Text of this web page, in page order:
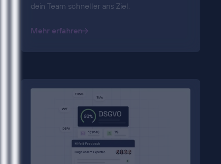
dein Team schneller ans Ziel.
Mehr erfahren